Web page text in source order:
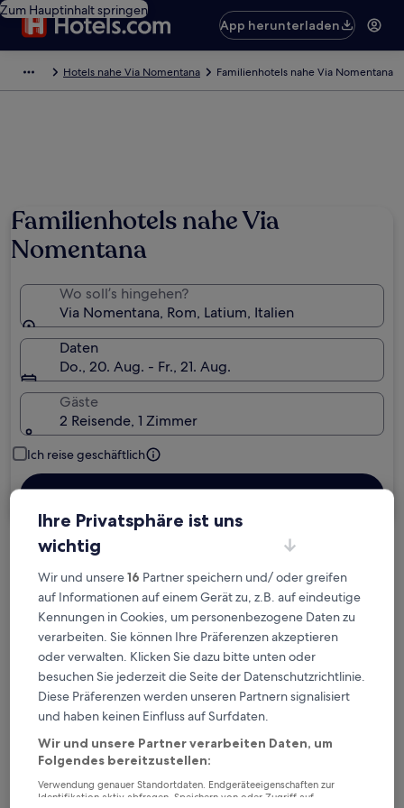
Zum Hauptinhalt springen
App herunterladen
Hotels nahe Via Nomentana Familienhotels nahe Via Nomentana
Familienhotels nahe Via
Nomentana
Wo soll’s hingehen?
Via Nomentana, Rom, Latium, Italien
Daten
Do., 20. Aug. - Fr., 21. Aug.
Gäste
2 Reisende, 1 Zimmer
Ich reise geschäftlich
Suchen
Planänderungen
Verdiene Prämien für jede
wahrgenommene Übernachtung
Mehr sparen mit Preisen für Mitglieder
Überprüfe die Preise für diese Daten
Ihre Privatsphäre ist uns
wichtig
Wir und unsere16 Partner speichern und/ oder greifen
auf Informationen auf einem Gerät zu, z.B. auf eindeutige
Kennungen in Cookies, um personenbezogene Daten zu
verarbeiten. Sie können Ihre Präferenzen akzeptieren
oder verwalten. Klicken Sie dazu bitte unten oder
besuchen Sie jederzeit die Seite der Datenschutzrichtlinie.
Diese Präferenzen werden unseren Partnern signalisiert
und haben keinen Einfluss auf Surfdaten.
Wir und unsere Partner verarbeiten Daten, um
Folgendes bereitzustellen:
Verwendung genauer Standortdaten. Endgeräteeigenschaften zur
Identifikation aktiv abfragen. Speichern von oder Zugriff auf